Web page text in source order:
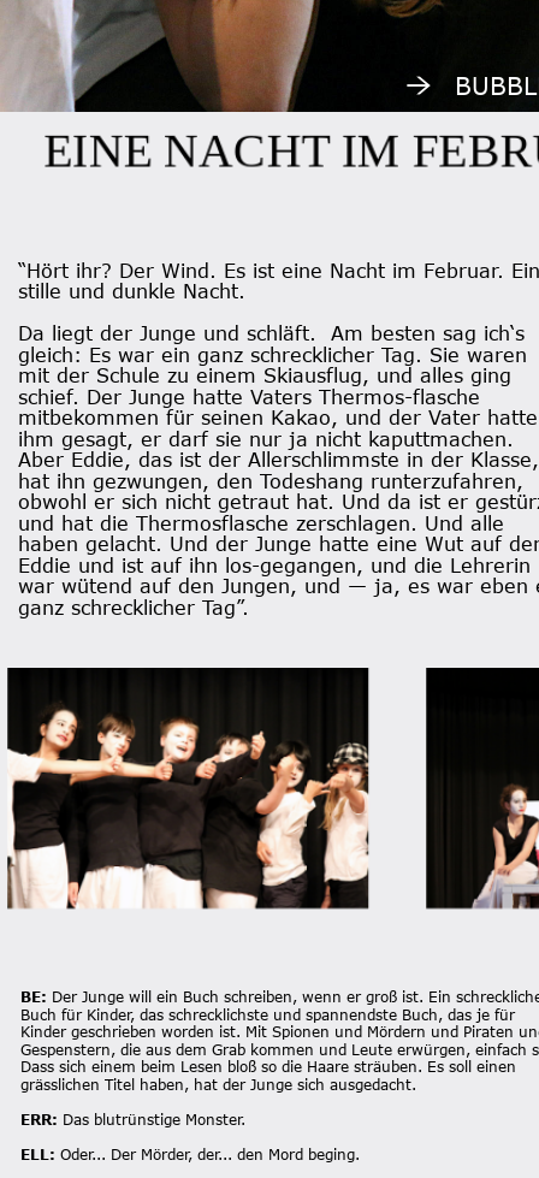
“Hört ihr? Der Wind. Es ist eine Nacht im Februar.
stille und dunkle Nacht.
Da liegt der Junge und schläft.  Am besten sag ich‘s
gleich: Es war ein ganz schrecklicher Tag. Sie waren
mit der Schule zu einem Skiausflug, und alles ging
schief. Der Junge hatte Vaters Thermos-flasche
mitbekommen für seinen Kakao, und der Vater
ihm gesagt, er darf sie nur ja nicht kaputtmachen.
Aber Eddie, das ist der Allerschlimmste in der
hat ihn gezwungen, den Todeshang runterzufahren,
obwohl er sich nicht getraut hat. Und da ist er
und hat die Thermosflasche zerschlagen. Und alle
haben gelacht. Und der Junge hatte eine Wut auf
Eddie und ist auf ihn los-gegangen, und die Lehrerin
war wütend auf den Jungen, und — ja, es war eben
ganz schrecklicher Tag”.
BE: Der Junge will ein Buch schreiben, wenn er groß ist. Ein
Buch für Kinder, das schrecklichste und spannendste Buch, das je für
Kinder geschrieben worden ist. Mit Spionen und Mördern und Piraten
Gespenstern, die aus dem Grab kommen und Leute erwürgen, einfach
Dass sich einem beim Lesen bloß so die Haare sträuben. Es soll einen
grässlichen Titel haben, hat der Junge sich ausgedacht.
ERR: Das blutrünstige Monster.
ELL: Oder... Der Mörder, der... den Mord beging.
NACHT IM